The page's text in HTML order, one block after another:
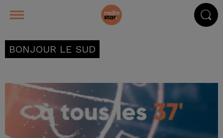
BONJOUR LE SUD